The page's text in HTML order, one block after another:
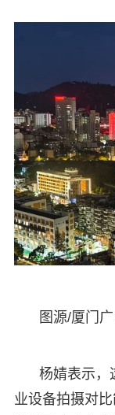
图源/厦门
杨婧表示，
业设备拍摄对